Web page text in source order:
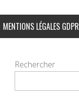
MENTIONS LÉGALES GDPR
Rechercher